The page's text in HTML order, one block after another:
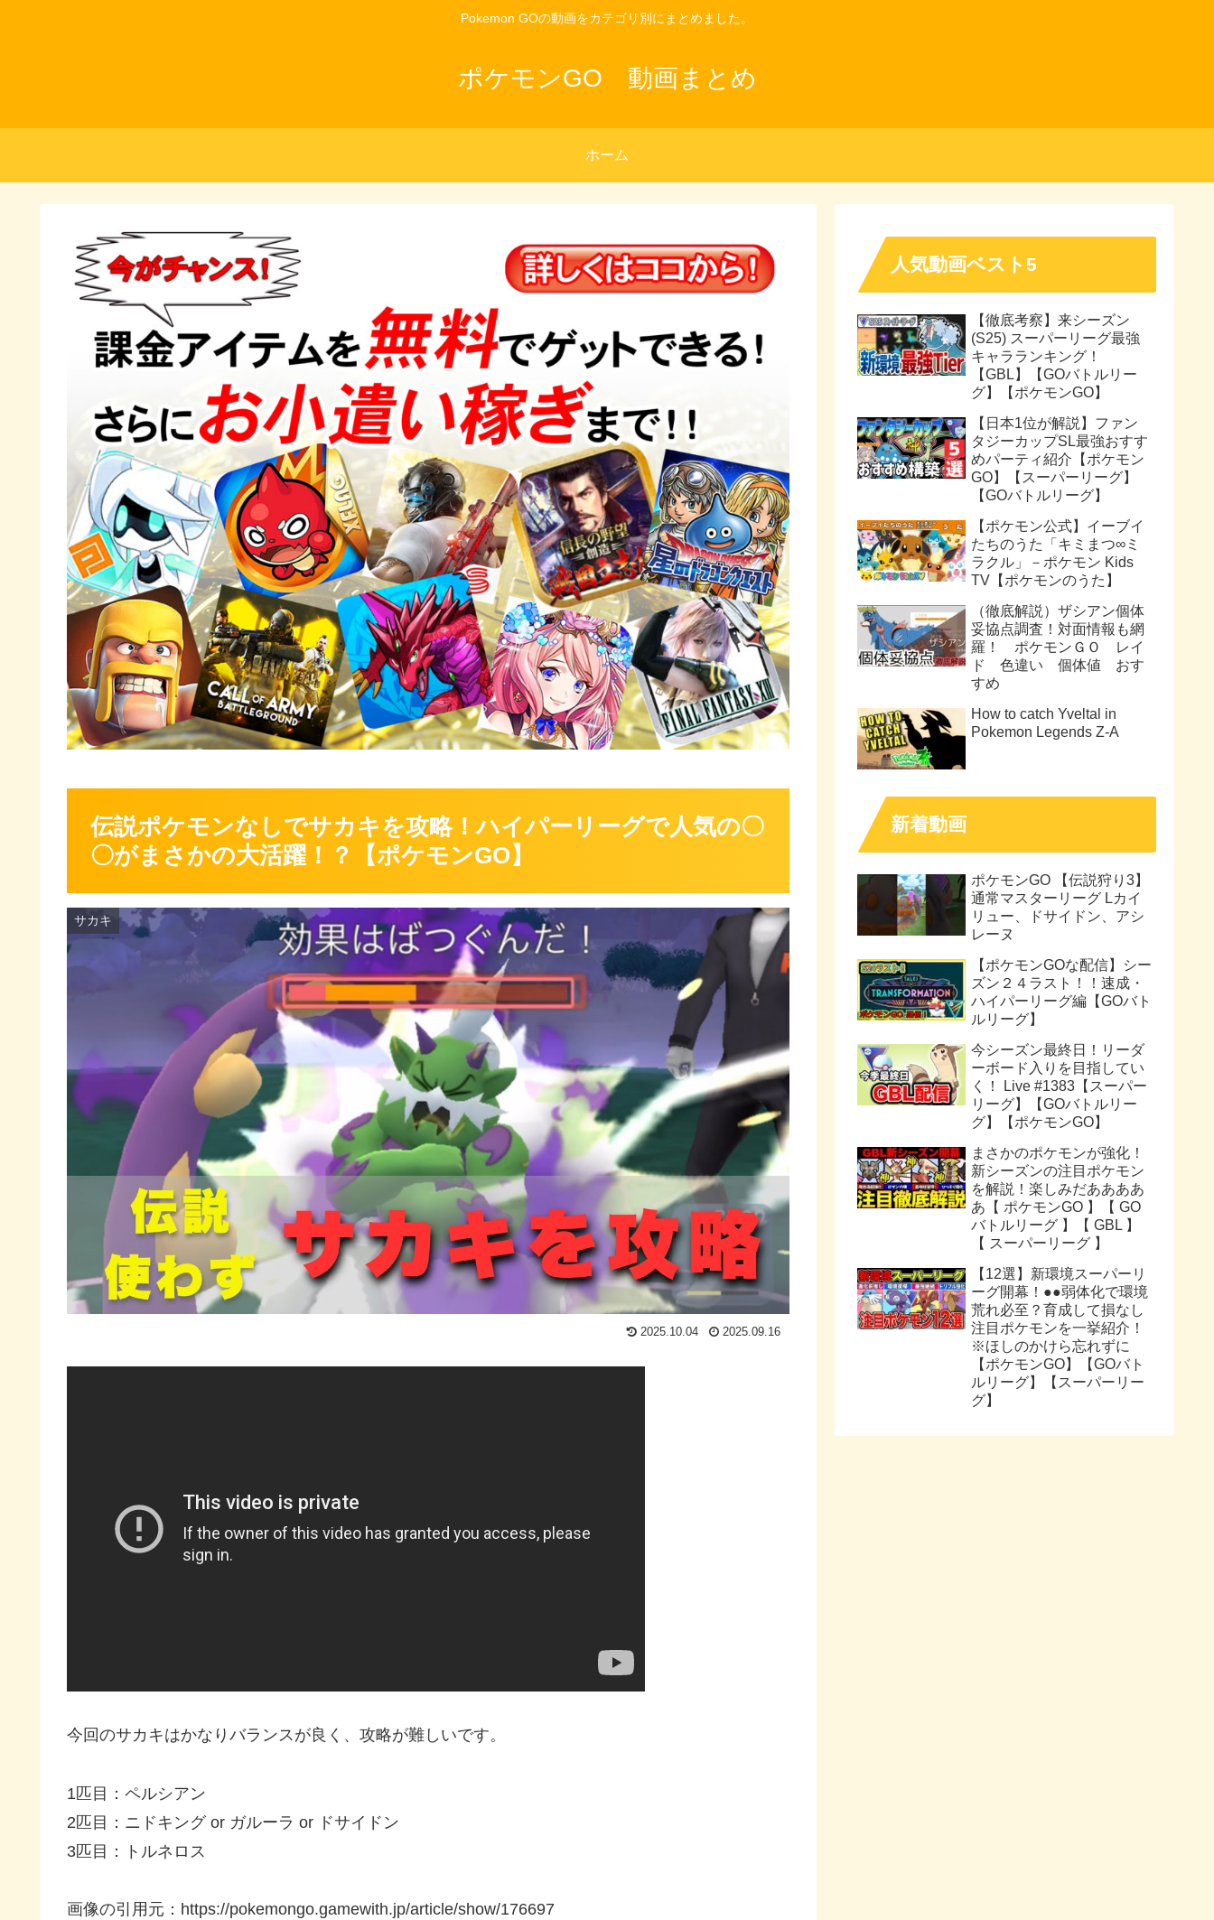
Pokemon GOの動画をカテゴリ別にまとめました。
ポケモンGO 動画まとめ
ホーム
伝説ポケモンなしでサカキを攻略！ハイパーリーグで人気の〇
〇がまさかの大活躍！？【ポケモンGO】
サカキ
2025.10.04 2025.09.16
今回のサカキはかなりバランスが良く、攻略が難しいです。
1匹目：ペルシアン
2匹目：ニドキング or ガルーラ or ドサイドン
3匹目：トルネロス
画像の引用元：https://pokemongo.gamewith.jp/article/show/176697
人気動画ベスト5
【徹底考察】来シーズン
(S25) スーパーリーグ最強
キャラランキング！
【GBL】【GOバトルリー
グ】【ポケモンGO】
【日本1位が解説】ファン
タジーカップSL最強おすす
めパーティ紹介【ポケモン
GO】【スーパーリーグ】
【GOバトルリーグ】
【ポケモン公式】イーブイ
たちのうた「キミまつ∞ミ
ラクル」－ポケモン Kids
TV【ポケモンのうた】
（徹底解説）ザシアン個体
妥協点調査！対面情報も網
羅！ ポケモンＧＯ レイ
ド 色違い 個体値 おす
すめ
How to catch Yveltal in
Pokemon Legends Z-A
新着動画
ポケモンGO 【伝説狩り3】
通常マスターリーグ Lカイ
リュー、ドサイドン、アシ
レーヌ
【ポケモンGOな配信】シー
ズン２４ラスト！！速成・
ハイパーリーグ編【GOバト
ルリーグ】
今シーズン最終日！リーダ
ーボード入りを目指してい
く！ Live #1383【スーパー
リーグ】【GOバトルリー
グ】【ポケモンGO】
まさかのポケモンが強化！
新シーズンの注目ポケモン
を解説！楽しみだああああ
あ【 ポケモンGO 】【 GO
バトルリーグ 】【 GBL 】
【 スーパーリーグ 】
【12選】新環境スーパーリ
ーグ開幕！●●弱体化で環境
荒れ必至？育成して損なし
注目ポケモンを一挙紹介！
※ほしのかけら忘れずに
【ポケモンGO】【GOバト
ルリーグ】【スーパーリー
グ】